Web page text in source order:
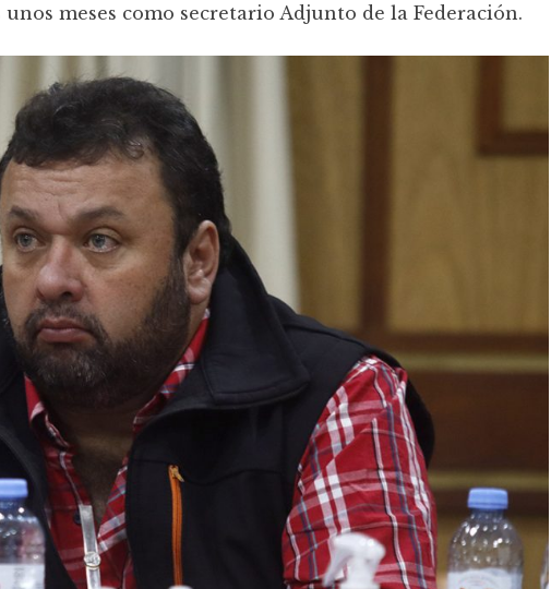
meses como secretario Adjunto de la Federación.